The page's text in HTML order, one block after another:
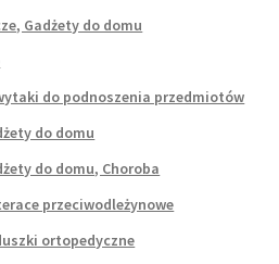
Gadżety do domu
do podnoszenia przedmiotów
do domu
do domu, Choroba
przeciwodleżynowe
ortopedyczne